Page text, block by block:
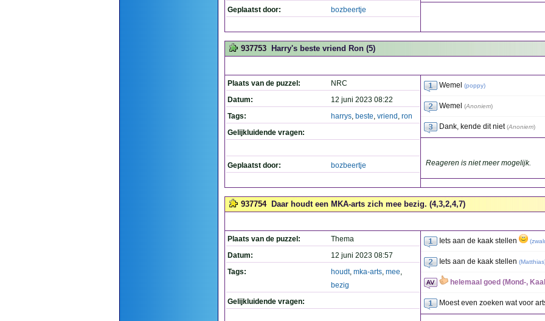
Geplaatst door: bozbeertje
937753 Harry's beste vriend Ron (5)
Plaats van de puzzel:
NRC
Datum:
12 juni 2023 08:22
Tags:
harrys, beste, vriend , ron
Gelijkluidende vragen:
Geplaatst door: bozbeertje
Wemel (poppy)
Wemel (Anoniem)
Dank, kende dit niet (Anoniem)
Reageren is niet meer mogelijk.
937754 Daar houdt een MKA-arts zich mee bezig. (4,3,2,4,7)
Plaats van de puzzel:
Thema
Datum:
12 juni 2023 08:57
Tags:
houdt, mka-arts, mee,
bezig
Gelijkluidende vragen:
Iets aan de kaak stellen (
Iets aan de kaak stellen (Matthias
helemaal goed (Mond-,
Moest even zoeken wat voor